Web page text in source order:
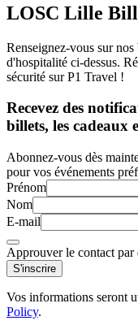
LOSC Lille
Renseignez-vous sur
d'hospitalité ci-dessus.
sécurité sur P1 Travel !
Recevez des
billets, les cadeaux
Abonnez-vous dès
pour vos événements
Prénom
Nom
E-mail
Approuver le contact par
S'inscrire
Vos informations seront
Policy.